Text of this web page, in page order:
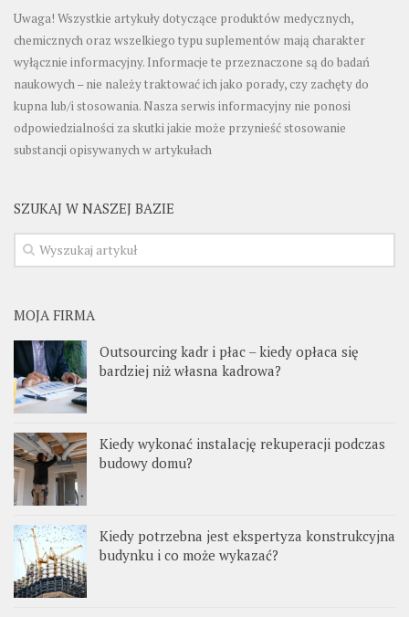
Uwaga! Wszystkie artykuły dotyczące produktów medycznych,
chemicznych oraz wszelkiego typu suplementów mają charakter
wyłącznie informacyjny. Informacje te przeznaczone są do badań
naukowych – nie należy traktować ich jako porady, czy zachęty do
kupna lub/i stosowania. Nasza serwis informacyjny nie ponosi
odpowiedzialności za skutki jakie może przynieść stosowanie
substancji opisywanych w artykułach
SZUKAJ W NASZEJ BAZIE
MOJA FIRMA
Outsourcing kadr i płac – kiedy opłaca się
bardziej niż własna kadrowa?
Kiedy wykonać instalację rekuperacji podczas
budowy domu?
Kiedy potrzebna jest ekspertyza konstrukcyjna
budynku i co może wykazać?